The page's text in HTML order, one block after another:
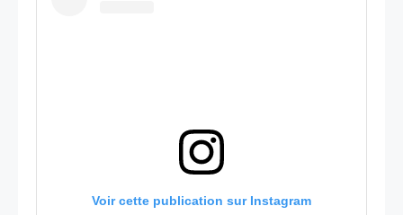
Voir cette publication sur Instagram